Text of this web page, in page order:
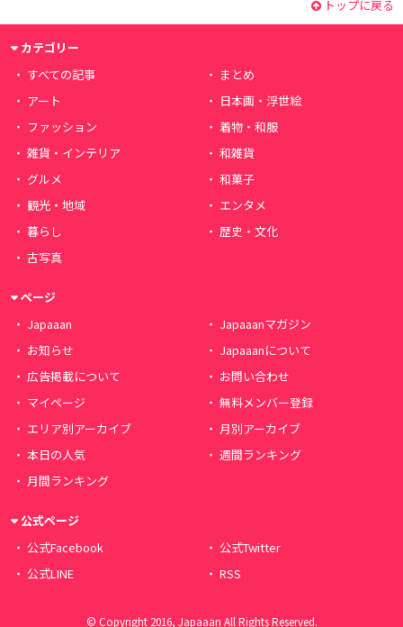
トップに戻る
カテゴリー
すべての記事
まとめ
アート
日本画・浮世絵
ファッション
着物・和服
雑貨・インテリア
和雑貨
グルメ
和菓子
観光・地域
エンタメ
暮らし
歴史・文化
古写真
ページ
Japaaan
Japaaanマガジン
お知らせ
Japaaanについて
広告掲載について
お問い合わせ
マイページ
無料メンバー登録
エリア別アーカイブ
月別アーカイブ
本日の人気
週間ランキング
月間ランキング
公式ページ
公式Facebook
公式Twitter
公式LINE
RSS
© Copyright 2016, Japaaan All Rights Reserved.